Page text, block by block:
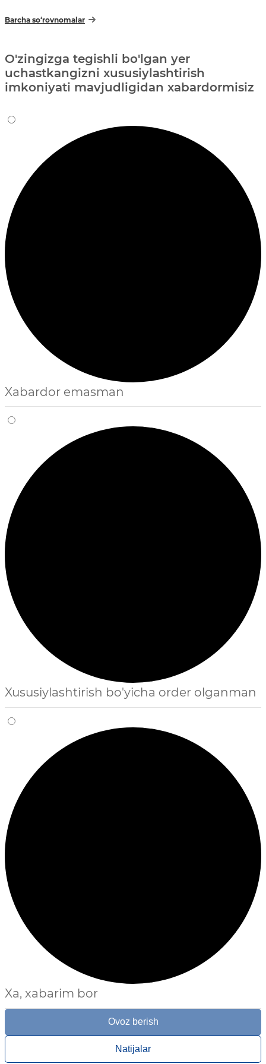
Barcha so‘rovnomalar
O'zingizga tegishli bo'lgan yer
uchastkangizni xususiylashtirish
imkoniyati mavjudligidan xabardormisiz
Xabardor emasman
Xususiylashtirish bo'yicha order olganman
Xa, xabarim bor
Ovoz berish
Natijalar